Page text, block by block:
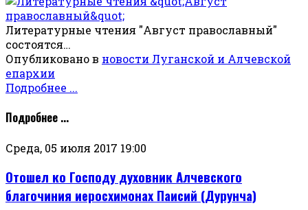
Литературные чтения "Август православный"
состоятся…
Опубликовано в новости Луганской и Алчевской
епархии
Подробнее ...
Подробнее ...
Среда, 05 июля 2017 19:00
Отошел ко Господу духовник Алчевского
благочиния иеросхимонах Паисий (Дурунча)